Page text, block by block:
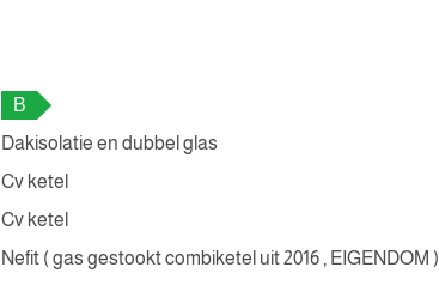
B
Dakisolatie en dubbel glas
Cv ketel
Cv ketel
Nefit ( gas gestookt combiketel uit 2016 , EIGENDOM )